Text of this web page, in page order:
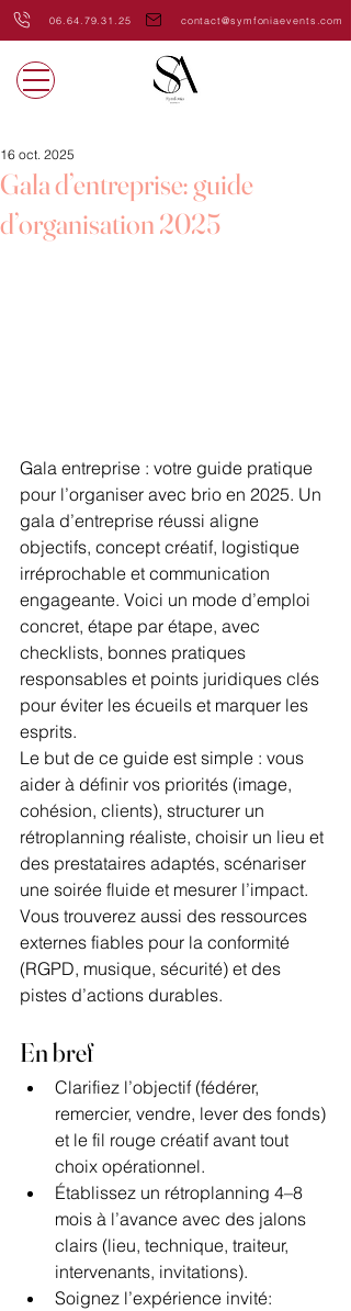
06.64.79.31.25 contact@symfoniaevents.com
Gala d’entreprise: guide
d’organisation 2025
16 oct. 2025
Gala entreprise : votre guide pratique
pour l’organiser avec brio en 2025. Un
gala d’entreprise réussi aligne
objectifs, concept créatif, logistique
irréprochable et communication
engageante. Voici un mode d’emploi
concret, étape par étape, avec
checklists, bonnes pratiques
responsables et points juridiques clés
pour éviter les écueils et marquer les
esprits.
Le but de ce guide est simple : vous
aider à définir vos priorités (image,
cohésion, clients), structurer un
rétroplanning réaliste, choisir un lieu et
des prestataires adaptés, scénariser
une soirée fluide et mesurer l’impact.
Vous trouverez aussi des ressources
externes fiables pour la conformité
(RGPD, musique, sécurité) et des
pistes d’actions durables.
En bref
Clarifiez l’objectif (fédérer,
remercier, vendre, lever des fonds)
et le fil rouge créatif avant tout
choix opérationnel.
Établissez un rétroplanning 4–8
mois à l’avance avec des jalons
clairs (lieu, technique, traiteur,
intervenants, invitations).
Soignez l’expérience invité: